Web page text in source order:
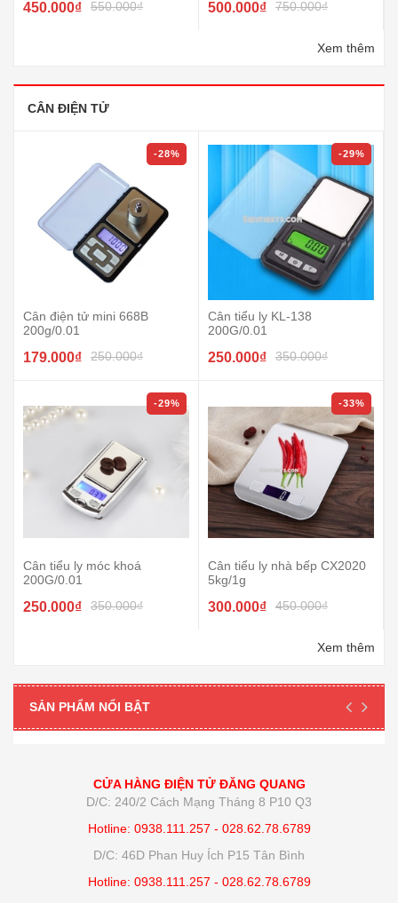
450.000₫ 550.000₫ 500.000₫ 750.000₫
Xem thêm
CÂN ĐIỆN TỬ
-28%
Cân điện tử mini 668B
200g/0.01
179.000₫ 250.000₫
-29%
Cân tiểu ly móc khoá
200G/0.01
250.000₫ 350.000₫
-29%
Cân tiểu ly KL-138
200G/0.01
250.000₫ 350.000₫
-33%
Cân tiểu ly nhà bếp CX2020
5kg/1g
300.000₫ 450.000₫
Xem thêm
SẢN PHẨM NỔI BẬT
CỬA HÀNG ĐIỆN TỬ ĐĂNG QUANG
D/C: 240/2 Cách Mạng Tháng 8 P10 Q3
Hotline: 0938.111.257 - 028.62.78.6789
D/C: 46D Phan Huy Ích P15 Tân Bình
Hotline: 0938.111.257 - 028.62.78.6789